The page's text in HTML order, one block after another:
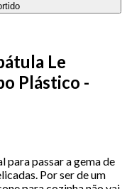
Le
Plástico -
para passar a gema de
Por ser de um